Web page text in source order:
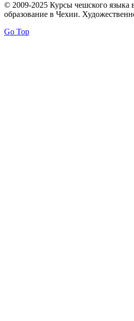
© 2009-2025 Курсы чешского языка
образование в Чехии.
Go Top